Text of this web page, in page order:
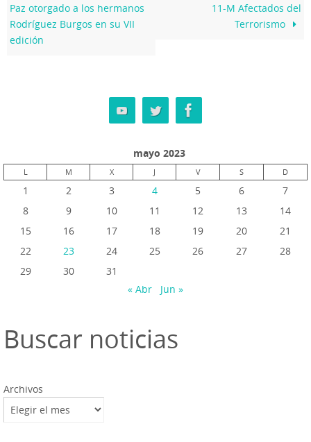
Paz otorgado a los hermanos
Rodríguez Burgos en su VII
edición
11-M Afectados del
Terrorismo
mayo 2023
L M X J V S D
1 2 3 4 5 6
7
8
9 10 11 12 13
14
15
16 17 18 19 20
21
22
23 24 25 26 27
28
29
30
31
« Abr
Jun »
Buscar noticias
Archivos